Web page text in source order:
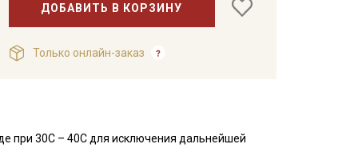
ДОБАВИТЬ В КОРЗИНУ
Только онлайн-заказ
при 30С – 40С для исключения дальнейшей